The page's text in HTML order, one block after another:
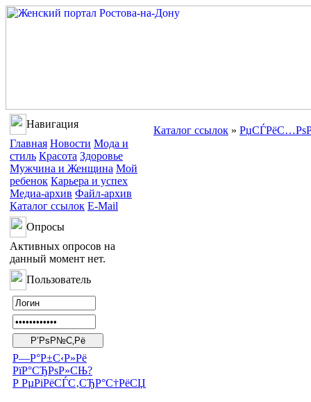
Навигация
Главная Новости Мода и
стиль Красота Здоровье
Мужчина и Женщина Мой
ребенок Карьера и успех
Медиа-архив Файл-архив
Каталог ссылок E-Mail
Опросы
Активных опросов на
данный момент нет.
Пользователь
Р—Р°Р±С‹Р»Рё
РїР°СЂРѕР»СЊ?
Р РµРіРёСЃС‚СЂР°С†РёСЏ
Каталог ссылок »